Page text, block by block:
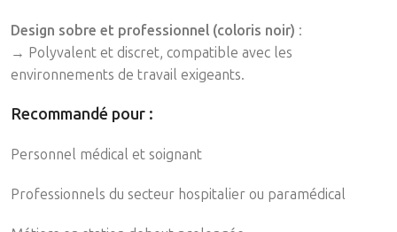
Design sobre et professionnel (coloris noir) :
→ Polyvalent et discret, compatible avec les
environnements de travail exigeants.
Recommandé pour :
Personnel médical et soignant
Professionnels du secteur hospitalier ou paramédical